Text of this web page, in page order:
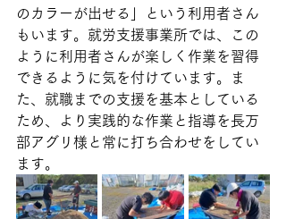
のカラーが出せる」という利用者さん
もいます。就労支援事業所では、この
ように利用者さんが楽しく作業を習得
できるように気を付けています。ま
た、就職までの支援を基本としている
ため、より実践的な作業と指導を長万
部アグリ様と常に打ち合わせをしてい
ます。